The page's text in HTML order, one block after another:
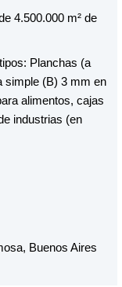
4.500.000 m² de
Planchas (a
simple (B) 3 mm en
alimentos, cajas
industrias (en
Buenos Aires